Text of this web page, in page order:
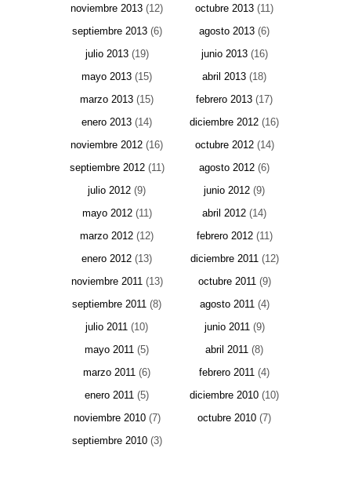
noviembre 2013 (12) octubre 2013 (11)
septiembre 2013(6) agosto 2013 (6)
julio 2013(19) junio 2013(16)
mayo 2013 (15) abril 2013 (18)
marzo 2013 (15) febrero 2013 (17)
enero 2013 (14) diciembre 2012 (16)
noviembre 2012 (16) octubre 2012(14)
septiembre 2012(11) agosto 2012 (6)
julio 2012 (9) junio 2012 (9)
mayo 2012(11) abril 2012 (14)
marzo 2012 (12) febrero 2012(11)
enero 2012 (13) diciembre 2011(12)
noviembre 2011(13) octubre 2011(9)
septiembre 2011 (8) agosto 2011(4)
julio 2011 (10) junio 2011(9)
mayo 2011 (5) abril 2011 (8)
marzo 2011 (6) febrero 2011 (4)
enero 2011 (5) diciembre 2010 (10)
noviembre 2010(7) octubre 2010 (7)
septiembre 2010(3)